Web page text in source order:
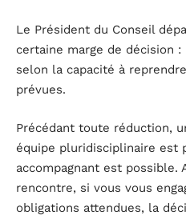
Le Président du Conseil
certaine marge de décision
selon la capacité à
prévues.
Précédant toute réduction,
équipe pluridisciplinaire est
accompagnant est possible.
rencontre, si vous vous
obligations attendues, la